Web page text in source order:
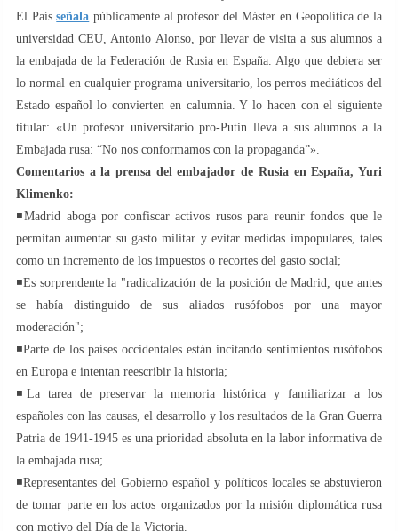
El Paísseñala públicamente al profesor del Máster en Geopolítica de la
universidad CEU, Antonio Alonso, por llevar de visita a sus alumnos a
la embajada de la Federación de Rusia en España. Algo que debiera ser
lo normal en cualquier programa universitario, los perros mediáticos del
Estado español lo convierten en calumnia. Y lo hacen con el siguiente
titular: «Un profesor universitario pro-Putin lleva a sus alumnos a la
Embajada rusa: “No nos conformamos con la propaganda”».
Comentarios a la prensa del embajador de Rusia en España, Yuri
Klimenko:
◾️Madrid aboga por confiscar activos rusos para reunir fondos que le
permitan aumentar su gasto militar y evitar medidas impopulares, tales
como un incremento de los impuestos o recortes del gasto social;
◾️Es sorprendente la "radicalización de la posición de Madrid, que antes
se había distinguido de sus aliados rusófobos por una mayor
moderación";
◾️Parte de los países occidentales están incitando sentimientos rusófobos
en Europa e intentan reescribir la historia;
◾️La tarea de preservar la memoria histórica y familiarizar a los
españoles con las causas, el desarrollo y los resultados de la Gran Guerra
Patria de 1941-1945 es una prioridad absoluta en la labor informativa de
la embajada rusa;
◾️Representantes del Gobierno español y políticos locales se abstuvieron
de tomar parte en los actos organizados por la misión diplomática rusa
con motivo del Día de la Victoria.